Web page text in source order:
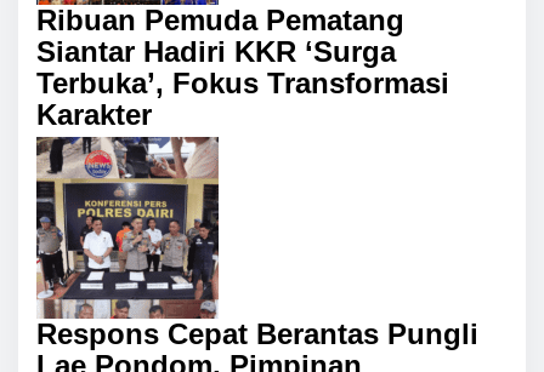
Ribuan Pemuda Pematang
Siantar Hadiri KKR ‘Surga
Terbuka’, Fokus Transformasi
Karakter
Respons Cepat Berantas Pungli
Lae Pondom, Pimpinan